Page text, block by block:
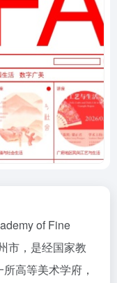
of Fine
市，是经国家教
高等美术学府，